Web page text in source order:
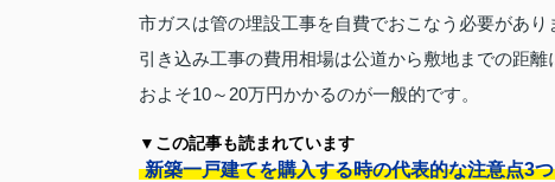
市ガスは管の埋設工事を自費でおこなう必要があり
引き込み工事の費用相場は公道から敷地までの距
およそ10～20万円かかるのが一般的です。
▼この記事も読まれています
新築一戸建てを購入する時の代表的な注意点3